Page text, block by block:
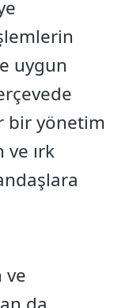
uygun
bir yönetim
ve ırk
ve